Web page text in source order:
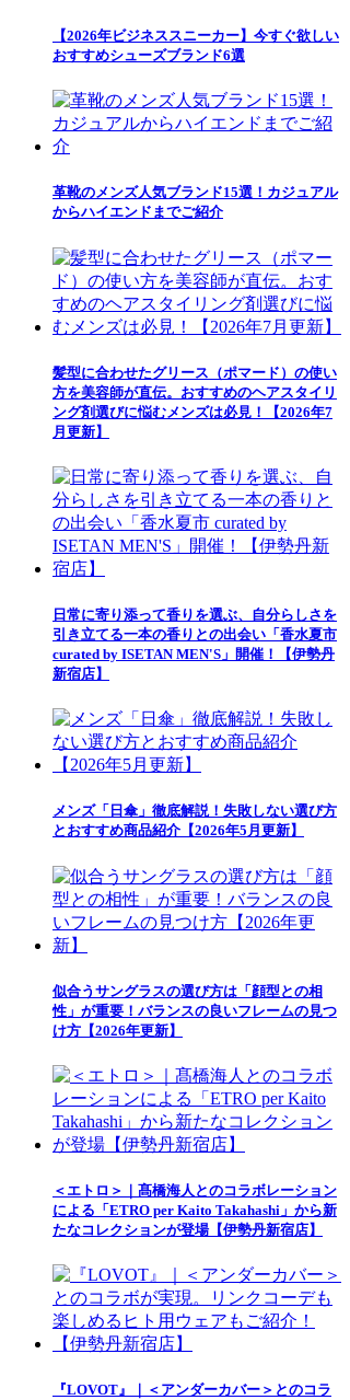
【2026年ビジネススニーカー】今すぐ欲しい
おすすめシューズブランド6選
革靴のメンズ人気ブランド15選！カジュアル
からハイエンドまでご紹介
髪型に合わせたグリース（ポマード）の使い
方を美容師が直伝。おすすめのヘアスタイリ
ング剤選びに悩むメンズは必見！【2026年7
月更新】
日常に寄り添って香りを選ぶ、自分らしさを
引き立てる一本の香りとの出会い「香水夏市
curated by ISETAN MEN'S」開催！【伊勢丹
新宿店】
メンズ「日傘」徹底解説！失敗しない選び方
とおすすめ商品紹介【2026年5月更新】
似合うサングラスの選び方は「顔型との相
性」が重要！バランスの良いフレームの見つ
け方【2026年更新】
＜エトロ＞｜髙橋海人とのコラボレーション
による「ETRO per Kaito Takahashi」から新
たなコレクションが登場【伊勢丹新宿店】
『LOVOT』｜＜アンダーカバー＞とのコラ